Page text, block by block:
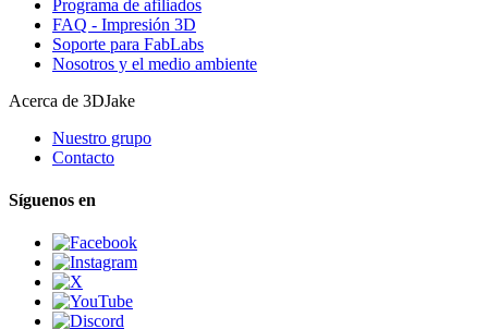
Programa de afiliados
FAQ - Impresión 3D
Soporte para FabLabs
Nosotros y el medio ambiente
Acerca de 3DJake
Nuestro grupo
Contacto
Síguenos en